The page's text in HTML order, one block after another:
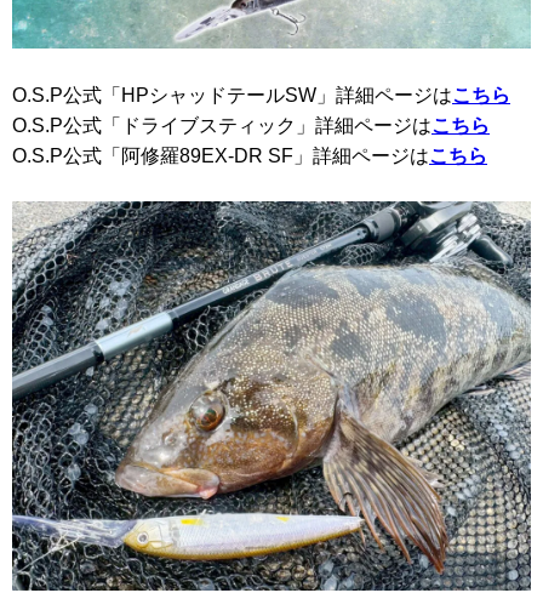
O.S.P公式「HPシャッドテールSW」詳細ページはこちら
O.S.P公式「ドライブスティック」詳細ページはこちら
O.S.P公式「阿修羅89EX-DR SF」詳細ページはこちら